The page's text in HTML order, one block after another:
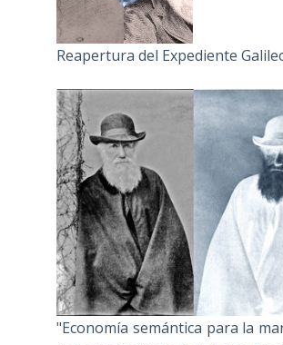
Reapertura del Expediente
"Economía semántica para la